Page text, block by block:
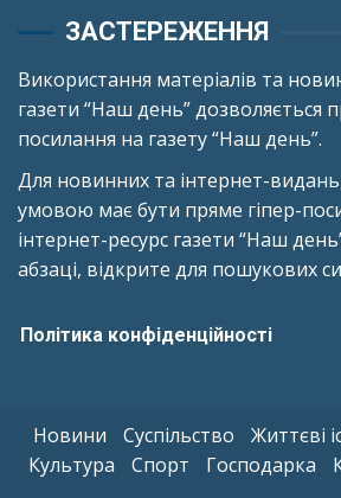
ЗАСТЕРЕЖЕННЯ
Використання матеріалів та
газети “Наш день” дозволяється
посилання на газету “Наш день”.
Для новинних та інтернет-
умовою має бути пряме гіпер-
інтернет-ресурс газети “Наш
абзаці, відкрите для пошукових
Політика конфіденційності
Новини Суспільство Життєві
Культура
Спорт Господарка